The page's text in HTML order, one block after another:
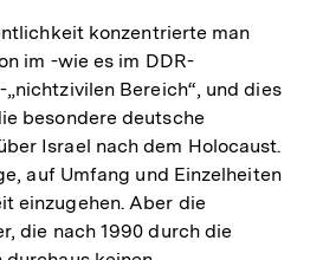
konzentrierte man
im -wie es im DDR-
Bereich“, und dies
besondere deutsche
Israel nach dem Holocaust.
auf Umfang und Einzelheiten
einzugehen. Aber die
die nach 1990 durch die